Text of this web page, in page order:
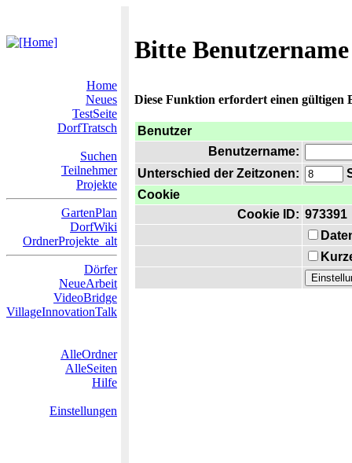
Bitte
Home
Neues
TestSeite
DorfTratsch
Suchen
Teilnehmer
Projekte
GartenPlan
DorfWiki
OrdnerProjekte_alt
Dörfer
NeueArbeit
VideoBridge
VillageInnovationTalk
AlleOrdner
AlleSeiten
Hilfe
Einstellungen
Diese Funktion erfordert einen gültigen
Benutzer
Benutzername:
Unterschied der Zeitzonen:
Cookie
Cookie ID: 973391